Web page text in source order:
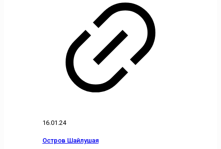
16.01.24
Остров Шайлушая